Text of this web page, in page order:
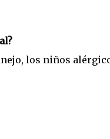
los niños